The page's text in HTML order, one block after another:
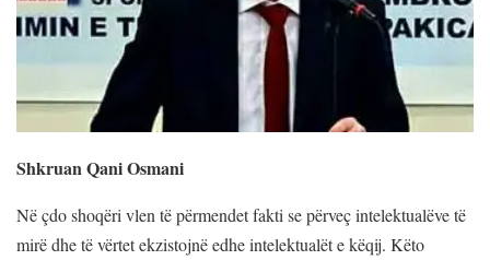
Shkruan Qani Osmani
Në çdo shoqëri vlen të përmendet fakti se përveç intelektualëve të
mirë dhe të vërtet ekzistojnë edhe intelektualët e këqij. Këto